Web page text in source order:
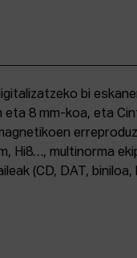
bi
eta 8 mm-koa, eta
Hi8…, multinorma
(CD, DAT, biniloa,